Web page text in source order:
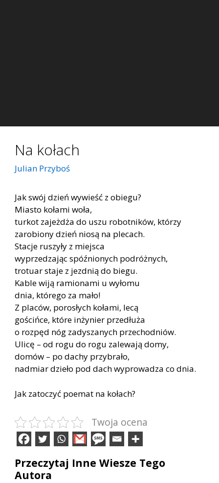
Na kołach
Julian Przyboś
Jak swój dzień wywieść z obiegu?
Miasto kołami woła,
turkot zajeżdża do uszu robotników, którzy
zarobiony dzień niosą na plecach.
Stacje ruszyły z miejsca
wyprzedzając spóźnionych podróżnych,
trotuar staje z jezdnią do biegu.
Kable wiją ramionami u wyłomu
dnia, którego za mało!
Z placów, porosłych kołami, lecą
gościńce, które inżynier przedłuża
o rozpęd nóg zadyszanych przechodniów.
Ulicę – od rogu do rogu zalewają domy,
domów – po dachy przybrało,
nadmiar dzieło pod dach wyprowadza co dnia.
Jak zatoczyć poemat na kołach?
Twoja ocena
Przeczytaj Inne Wiesze Tego
Autora